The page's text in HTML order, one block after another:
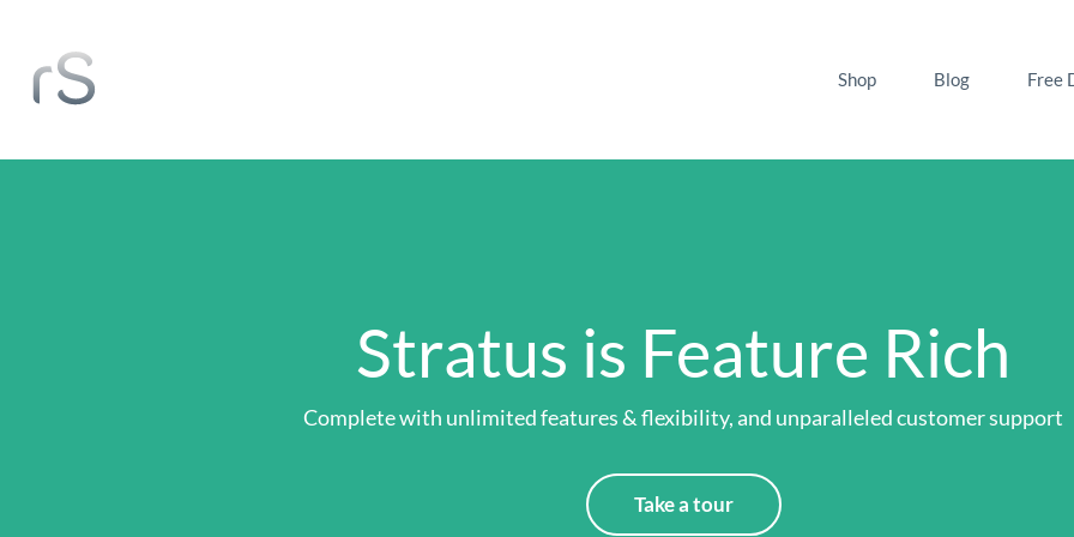
Shop Blog Free
Stratus is Feature Rich
Take a tour